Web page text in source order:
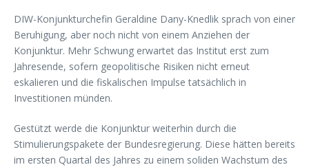
DIW-Konjunkturchefin Geraldine Dany-Knedlik sprach von einer
Beruhigung, aber noch nicht von einem Anziehen der
Konjunktur. Mehr Schwung erwartet das Institut erst zum
Jahresende, sofern geopolitische Risiken nicht erneut
eskalieren und die fiskalischen Impulse tatsächlich in
Investitionen münden.
Gestützt werde die Konjunktur weiterhin durch die
Stimulierungspakete der Bundesregierung. Diese hätten bereits
im ersten Quartal des Jahres zu einem soliden Wachstum des